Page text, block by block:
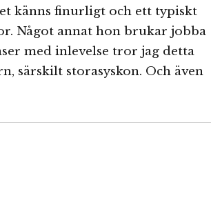
känns finurligt och ett typiskt
Något annat hon brukar jobba
med inlevelse tror jag detta
särskilt storasyskon. Och även